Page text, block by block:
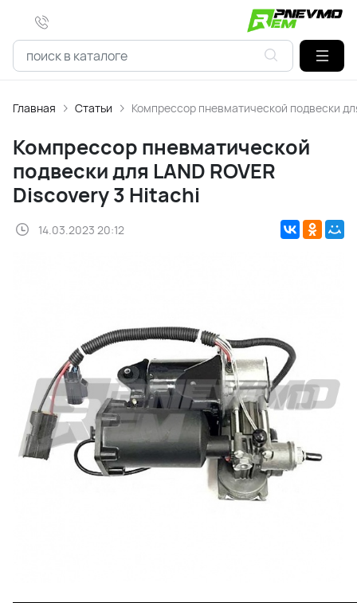
Главная Статьи Компрессор пневматической подвески
Компрессор пневматической
подвески для LAND ROVER
Discovery 3 Hitachi
14.03.2023 20:12